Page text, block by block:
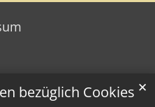
bezüglich Cookies ✕